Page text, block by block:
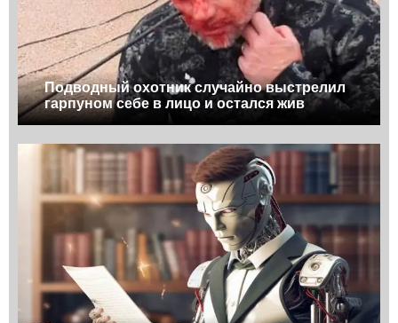
Подводный охотник случайно выстрелил
гарпуном себе в лицо и остался жив